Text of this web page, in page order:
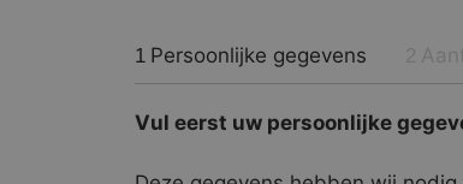
1 Persoonlijke gegevens
Vul eerst uw persoonlijke